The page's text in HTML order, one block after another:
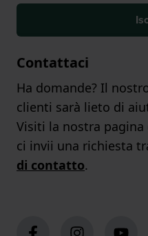
Contattaci
Ha domande? Il
clienti sarà lieto di
Visiti la nostra
ci invii una richiesta
di contatto.